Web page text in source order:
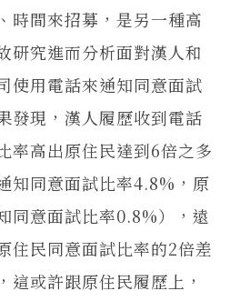
時間來招募，是另一種高
研究進而分析面對漢人和
使用電話來通知同意面試
發現，漢人履歷收到電話
率高出原住民達到6倍之多
知同意面試比率4.8%，原
同意面試比率0.8%），遠
住民同意面試比率的2倍差
這或許跟原住民履歷上，